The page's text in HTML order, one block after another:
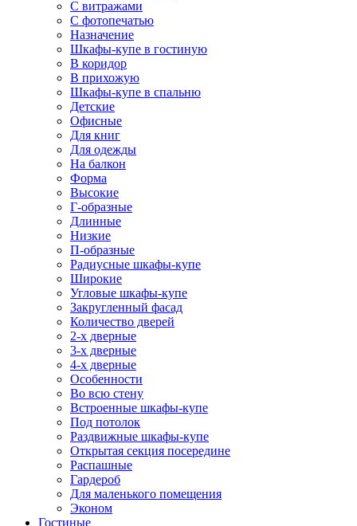
С витражами
С фотопечатью
Назначение
Шкафы-купе в гостиную
В коридор
В прихожую
Шкафы-купе в спальню
Детские
Офисные
Для книг
Для одежды
На балкон
Форма
Высокие
Г-образные
Длинные
Низкие
П-образные
Радиусные шкафы-купе
Широкие
Угловые шкафы-купе
Закругленный фасад
Количество дверей
2-х дверные
3-х дверные
4-х дверные
Особенности
Во всю стену
Встроенные шкафы-купе
Под потолок
Раздвижные шкафы-купе
Открытая секция посередине
Распашные
Гардероб
Для маленького помещения
Эконом
Гостиные